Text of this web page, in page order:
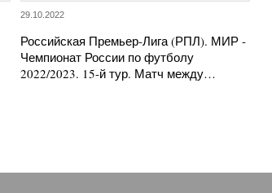
29.10.2022
Российская Премьер-Лига (РПЛ). МИР -
Чемпионат России по футболу
2022/2023. 15-й тур. Матч между…